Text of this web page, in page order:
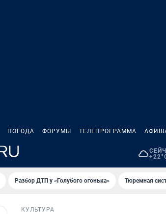
ПОГОДА ФОРУМЫ ТЕЛЕПРОГРАММА
Разбор ДТП у «Голубого огонька» Тюремная
КУЛЬТУРА